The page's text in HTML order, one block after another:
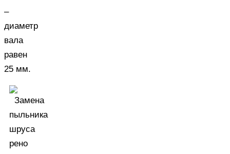
–
диаметр
вала
равен
25 мм.